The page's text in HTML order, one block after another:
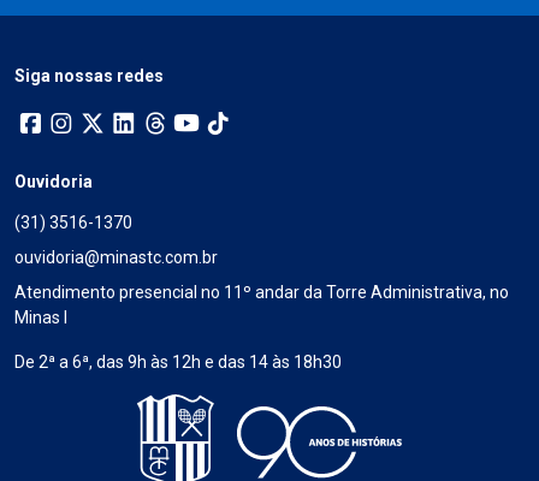
Siga nossas redes
Ouvidoria
(31) 3516-1370
ouvidoria@minastc.com.br
Atendimento presencial no 11º andar da Torre Administrativa, no
Minas I
De 2ª a 6ª, das 9h às 12h e das 14 às 18h30